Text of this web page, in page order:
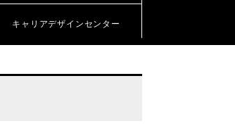
キャリアデザインセンター